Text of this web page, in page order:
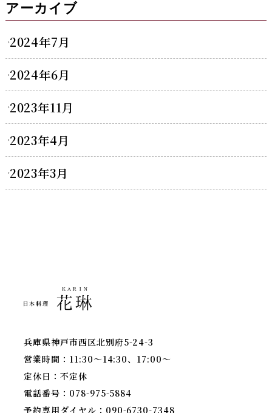
アーカイブ
2024年7月
2024年6月
2023年11月
2023年4月
2023年3月
兵庫県神戸市西区北別府5-24-3
営業時間：11:30～14:30、17:00～
定休日：不定休
電話番号：078-975-5884
予約専用ダイヤル：090-6730-7348